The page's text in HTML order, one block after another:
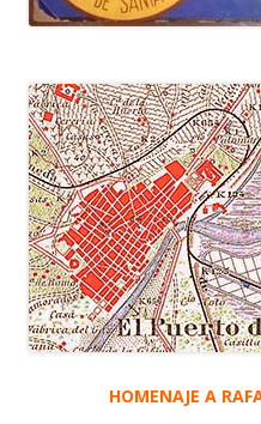
HOMENAJE A